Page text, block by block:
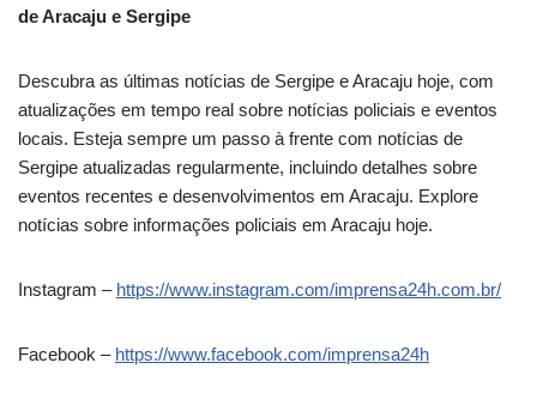
de Aracaju e Sergipe
Descubra as últimas notícias de Sergipe e Aracaju hoje, com
atualizações em tempo real sobre notícias policiais e eventos
locais. Esteja sempre um passo à frente com notícias de
Sergipe atualizadas regularmente, incluindo detalhes sobre
eventos recentes e desenvolvimentos em Aracaju. Explore
notícias sobre informações policiais em Aracaju hoje.
Instagram – https://www.instagram.com/imprensa24h.com.br/
Facebook – https://www.facebook.com/imprensa24h